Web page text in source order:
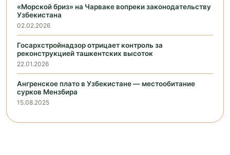
«Морской бриз» на Чарваке вопреки законодательству
Узбекистана
02.02.2026
Госархстройнадзор отрицает контроль за
реконструкцией ташкентских высоток
22.01.2026
Ангренское плато в Узбекистане — местообитание
сурков Мензбира
15.08.2025